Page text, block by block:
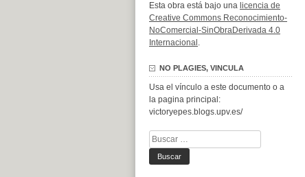
Esta obra está bajo una licencia de
Creative Commons Reconocimiento-
NoComercial-SinObraDerivada 4.0
Internacional .
NO PLAGIES, VINCULA
Usa el vínculo a este documento o a
la pagina principal:
victoryepes.blogs.upv.es/
Buscar: